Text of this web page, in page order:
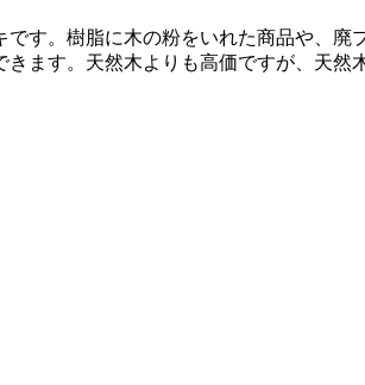
す。樹脂に木の粉をいれた商品や、廃
ます。天然木よりも高価ですが、天